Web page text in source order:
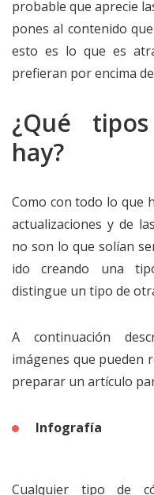
probable que aprecie
pones al contenido
esto es lo que es
prefieran por encima
¿Qué
hay?
Como con todo lo que
actualizaciones y de
no son lo que solían
ido creando una
distingue un tipo de
A continuación
imágenes que pueden
preparar un artículo
Infografía
Cualquier tipo de